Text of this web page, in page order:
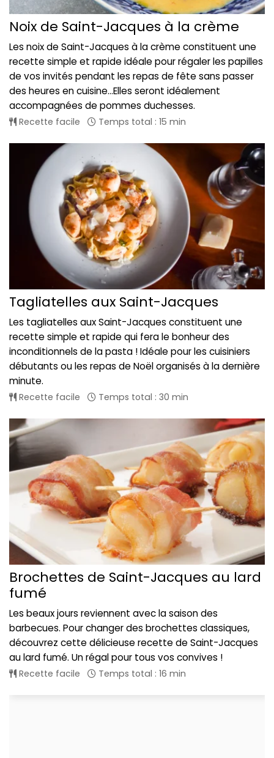
Noix de Saint-Jacques à la crème
Les noix de Saint-Jacques à la crème constituent une
recette simple et rapide idéale pour régaler les papilles
de vos invités pendant les repas de fête sans passer
des heures en cuisine...Elles seront idéalement
accompagnées de pommes duchesses.
Recette facile Temps total : 15 min
Tagliatelles aux Saint-Jacques
Les tagliatelles aux Saint-Jacques constituent une
recette simple et rapide qui fera le bonheur des
inconditionnels de la pasta ! Idéale pour les cuisiniers
débutants ou les repas de Noël organisés à la dernière
minute.
Recette facile Temps total : 30 min
Brochettes de Saint-Jacques au lard
fumé
Les beaux jours reviennent avec la saison des
barbecues. Pour changer des brochettes classiques,
découvrez cette délicieuse recette de Saint-Jacques
au lard fumé. Un régal pour tous vos convives !
Recette facile Temps total : 16 min